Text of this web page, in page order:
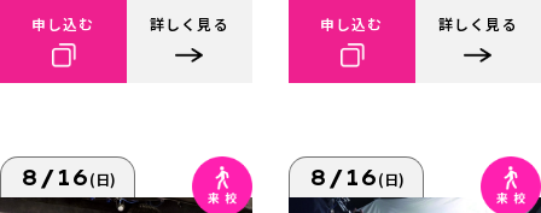
申し込む 詳しく見る 申し込む 詳しく見る
8/16(日) 8/16(日)